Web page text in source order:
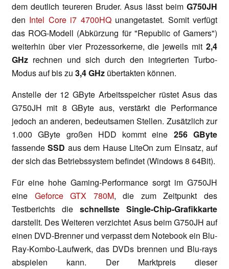
dem deutlich teureren Bruder. Asus lässt beim G750JH
den Intel Core i7 4700HQunangetastet. Somit verfügt
das ROG-Modell (Abkürzung für "Republic of Gamers")
weiterhin über vier Prozessorkerne, die jeweils mit 2,4
GHz rechnen und sich durch den integrierten Turbo-
Modus auf bis zu 3,4 GHz übertakten können.
Anstelle der 12 GByte Arbeitsspeicher rüstet Asus das
G750JH mit 8 GByte aus, verstärkt die Performance
jedoch an anderen, bedeutsamen Stellen. Zusätzlich zur
1.000 GByte großen HDD kommt eine 256 GByte
fassendeSSD aus dem Hause LiteOn zum Einsatz, auf
der sich das Betriebssystem befindet (Windows 8 64Bit).
Für eine hohe Gaming-Performance sorgt im G750JH
eine Geforce GTX 780M, die zum Zeitpunkt des
Testberichts die schnellste Single-Chip-Grafikkarte
darstellt. Des Weiteren verzichtet Asus beim G750JH auf
einen DVD-Brenner und verpasst dem Notebook ein Blu-
Ray-Kombo-Laufwerk, das DVDs brennen und Blu-rays
abspielen kann. Der Marktpreis dieser